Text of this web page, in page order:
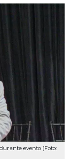
evento (Foto: